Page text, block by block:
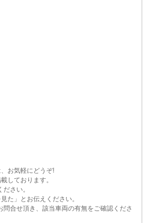
お気軽にどうぞ!
しております。
さい。
た」とお伝えください。
合せ頂き、該当車両の有無をご確認くださ